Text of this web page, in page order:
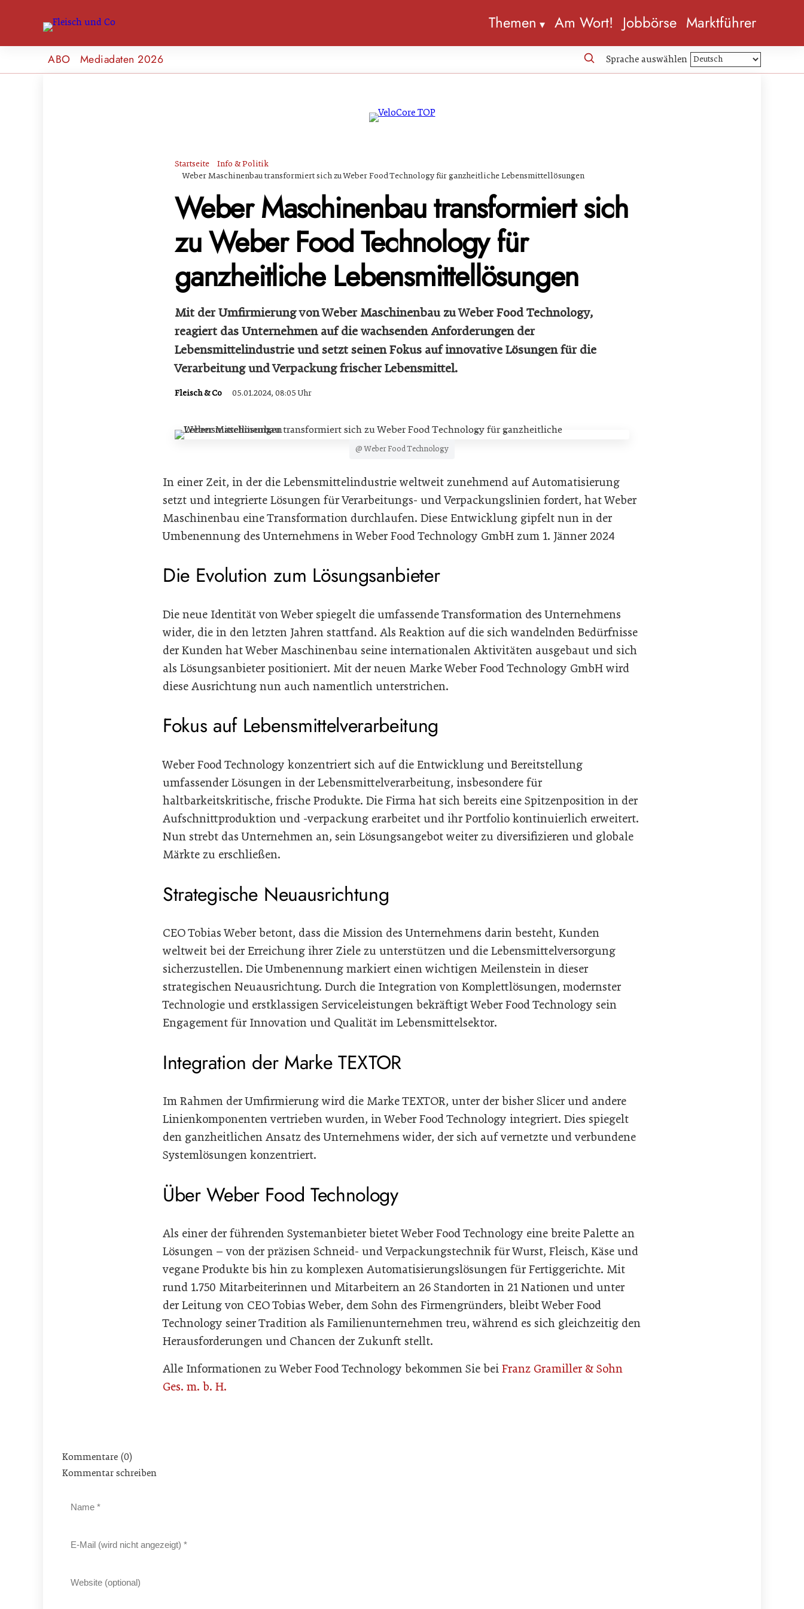
Themen Am Wort! Jobbörse Marktführer
ABO Mediadaten 2026 Sprache auswählen
Startseite
Info & Politik
Weber Maschinenbau transformiert sich zu Weber Food Technology für ganzheitliche Lebensmittellösungen
Weber Maschinenbau transformiert sich
zu Weber Food Technology für
ganzheitliche Lebensmittellösungen
Mit der Umfirmierung von Weber Maschinenbau zu Weber Food Technology,
reagiert das Unternehmen auf die wachsenden Anforderungen der
Lebensmittelindustrie und setzt seinen Fokus auf innovative Lösungen für die
Verarbeitung und Verpackung frischer Lebensmittel.
Fleisch & Co 05.01.2024, 08:05 Uhr
@ Weber Food Technology
In einer Zeit, in der die Lebensmittelindustrie weltweit zunehmend auf Automatisierung
setzt und integrierte Lösungen für Verarbeitungs- und Verpackungslinien fordert, hat Weber
Maschinenbau eine Transformation durchlaufen. Diese Entwicklung gipfelt nun in der
Umbenennung des Unternehmens in Weber Food Technology GmbH zum 1. Jänner 2024
Die Evolution zum Lösungsanbieter
Die neue Identität von Weber spiegelt die umfassende Transformation des Unternehmens
wider, die in den letzten Jahren stattfand. Als Reaktion auf die sich wandelnden Bedürfnisse
der Kunden hat Weber Maschinenbau seine internationalen Aktivitäten ausgebaut und sich
als Lösungsanbieter positioniert. Mit der neuen Marke Weber Food Technology GmbH wird
diese Ausrichtung nun auch namentlich unterstrichen.
Fokus auf Lebensmittelverarbeitung
Weber Food Technology konzentriert sich auf die Entwicklung und Bereitstellung
umfassender Lösungen in der Lebensmittelverarbeitung, insbesondere für
haltbarkeitskritische, frische Produkte. Die Firma hat sich bereits eine Spitzenposition in der
Aufschnittproduktion und -verpackung erarbeitet und ihr Portfolio kontinuierlich erweitert.
Nun strebt das Unternehmen an, sein Lösungsangebot weiter zu diversifizieren und globale
Märkte zu erschließen.
Strategische Neuausrichtung
CEO Tobias Weber betont, dass die Mission des Unternehmens darin besteht, Kunden
weltweit bei der Erreichung ihrer Ziele zu unterstützen und die Lebensmittelversorgung
sicherzustellen. Die Umbenennung markiert einen wichtigen Meilenstein in dieser
strategischen Neuausrichtung. Durch die Integration von Komplettlösungen, modernster
Technologie und erstklassigen Serviceleistungen bekräftigt Weber Food Technology sein
Engagement für Innovation und Qualität im Lebensmittelsektor.
Integration der Marke TEXTOR
Im Rahmen der Umfirmierung wird die Marke TEXTOR, unter der bisher Slicer und andere
Linienkomponenten vertrieben wurden, in Weber Food Technology integriert. Dies spiegelt
den ganzheitlichen Ansatz des Unternehmens wider, der sich auf vernetzte und verbundene
Systemlösungen konzentriert.
Über Weber Food Technology
Als einer der führenden Systemanbieter bietet Weber Food Technology eine breite Palette an
Lösungen – von der präzisen Schneid- und Verpackungstechnik für Wurst, Fleisch, Käse und
vegane Produkte bis hin zu komplexen Automatisierungslösungen für Fertiggerichte. Mit
rund 1.750 Mitarbeiterinnen und Mitarbeitern an 26 Standorten in 21 Nationen und unter
der Leitung von CEO Tobias Weber, dem Sohn des Firmengründers, bleibt Weber Food
Technology seiner Tradition als Familienunternehmen treu, während es sich gleichzeitig den
Herausforderungen und Chancen der Zukunft stellt.
Alle Informationen zu Weber Food Technology bekommen Sie bei Franz Gramiller & Sohn
Ges. m. b. H.
Kommentare (0)
Kommentar schreiben